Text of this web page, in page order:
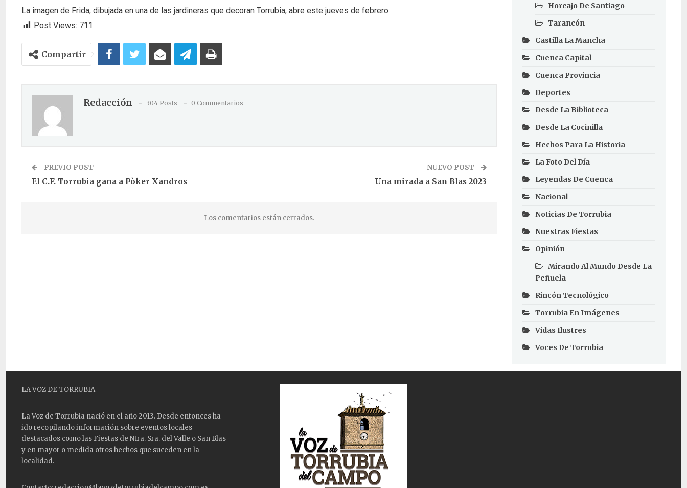
La imagen de Frida, dibujada en una de las jardineras que decoran Torrubia, abre este jueves de febrero
Post Views: 711
Compartir
Redacción 304 Posts 0 Commentarios
PREVIO POST
El C.F. Torrubia gana a Pòker Xandros
NUEVO POST
Una mirada a San Blas 2023
Los comentarios están cerrados.
Horcajo De Santiago
Tarancón
Castilla La Mancha
Cuenca Capital
Cuenca Provincia
Deportes
Desde La Biblioteca
Desde La Cocinilla
Hechos Para La Historia
La Foto Del Día
Leyendas De Cuenca
Nacional
Noticias De Torrubia
Nuestras Fiestas
Opinión
Mirando Al Mundo Desde La
Peñuela
Rincón Tecnológico
Torrubia En Imágenes
Vidas Ilustres
Voces De Torrubia
LA VOZ DE TORRUBIA
La Voz de Torrubia nació en el año 2013. Desde entonces ha
ido recopilando información sobre eventos locales
destacados como las Fiestas de Ntra. Sra. del Valle o San Blas
y en mayor o medida otros hechos que suceden en la
localidad.